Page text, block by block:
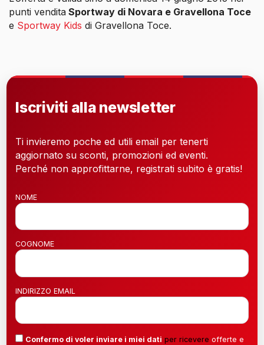
punti vendita Sportway di Novara e Gravellona Toce
e Sportway Kids di Gravellona Toce.
Iscriviti alla newsletter
Ti invieremo poche ed utili email per tenerti
aggiornato su sconti, promozioni ed eventi.
Perché non approfittarne, registrati subito è gratis!
NOME
COGNOME
INDIRIZZO EMAIL
Confermo di voler inviare i miei dati per ricevere offerte e